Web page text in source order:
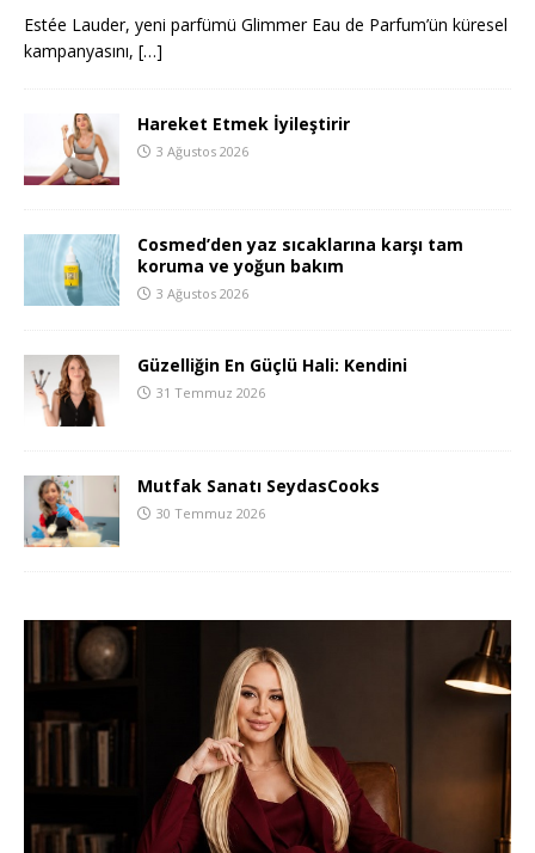
Estée Lauder, yeni parfümü Glimmer Eau de Parfum’ün küresel
kampanyasını, […]
Hareket Etmek İyileştirir
3 Ağustos 2026
Cosmed’den yaz sıcaklarına karşı tam
koruma ve yoğun bakım
3 Ağustos 2026
Güzelliğin En Güçlü Hali: Kendini
31 Temmuz 2026
Mutfak Sanatı SeydasCooks
30 Temmuz 2026